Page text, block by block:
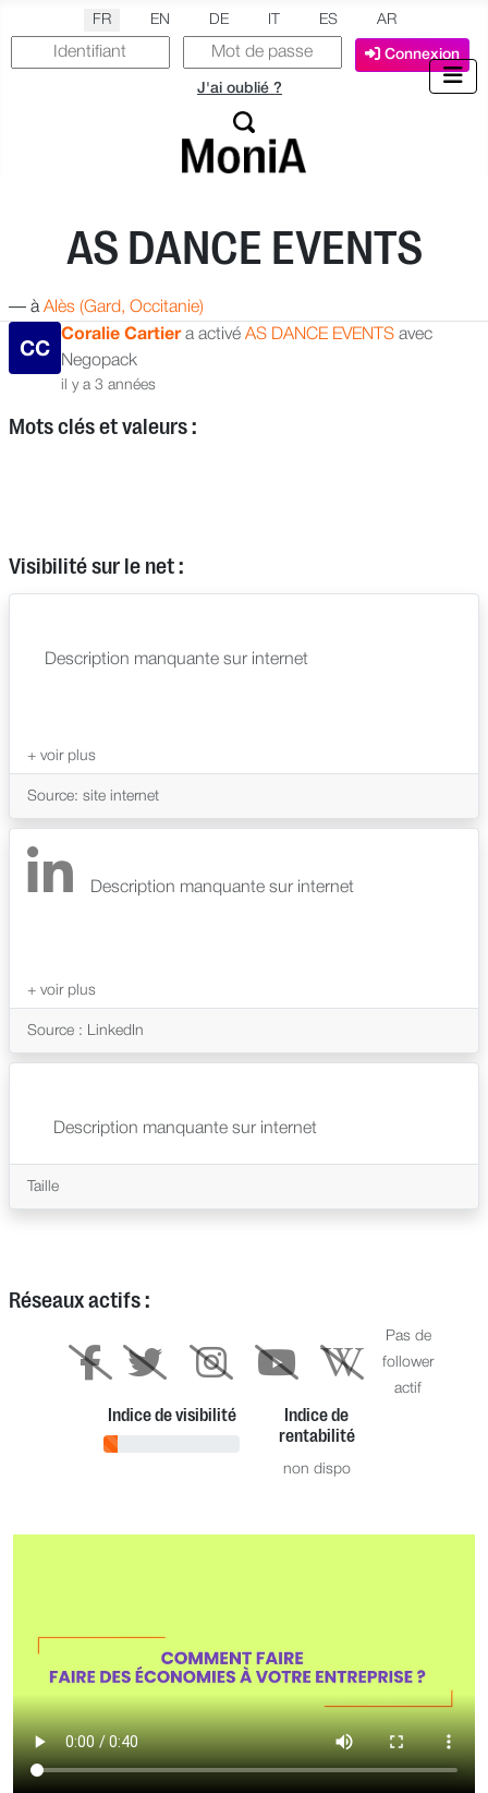
Sélectionnez votre langue
FR EN DE ES AR
Connexion
J'ai oublié ?
CC
Coralie Cartiera activé AS DANCE EVENTS avec
Negopack
il y a 3 années
AS DANCE EVENTS
— à Alès (Gard, Occitanie)
Mots clés et valeurs :
Visibilité sur le net :
Description manquante sur internet
Source: site internet
Description manquante sur internet
Source : LinkedIn
Description manquante sur internet
Taille
Réseaux actifs :
Pas de
follower
actif
Indice de visibilité
Indice de
rentabilité
non dispo